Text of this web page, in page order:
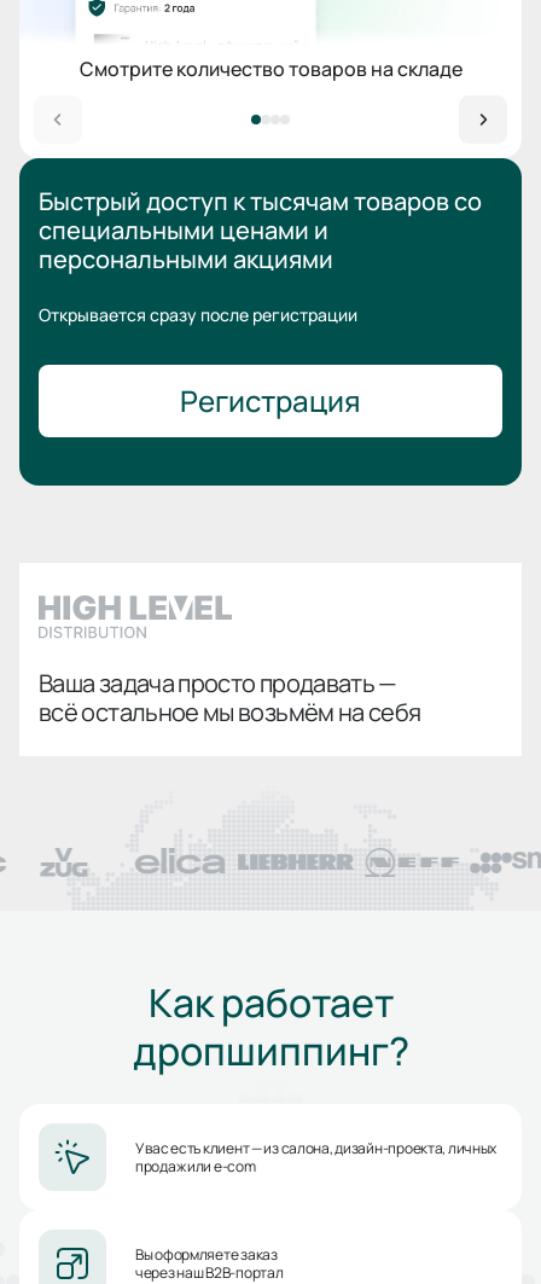
Смотрите количество товаров на складе
Быстрый доступ к тысячам товаровсо
специальными ценами и
персональными акциями
Открывается сразу после регистрации
Регистрация
Ваша задача просто продавать —
всё остальное мы возьмём на себя
Как работает
дропшиппинг?
У вас есть клиент — из салона, дизайн-проекта, личных
продаж или e-com
Вы оформляете заказ
через наш B2B-портал